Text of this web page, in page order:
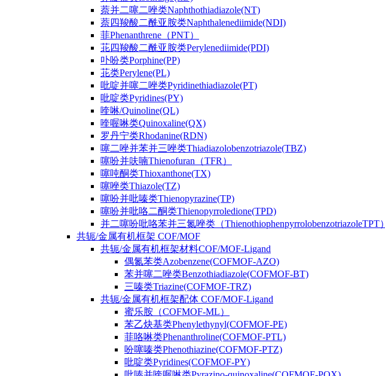
萘并二噻二唑类Naphthothiadiazole(NT)
萘四羧酸二酰亚胺类Naphthalenediimide(NDI)
菲Phenanthrene（PNT）
苝四羧酸二酰亚胺类Perylenediimide(PDI)
卟吩类Porphine(PP)
苝类Perylene(PL)
吡啶并噻二唑类Pyridinethiadiazole(PT)
吡啶类Pyridines(PY)
喹啉/Quinoline(QL)
喹喔啉类Quinoxaline(QX)
罗丹宁类Rhodanine(RDN)
噻二唑并苯并三唑类Thiadiazolobenzotriazole(TBZ)
噻吩并呋喃Thienofuran（TFR）
噻吨酮类Thioxanthone(TX)
噻唑类Thiazole(TZ)
噻吩并吡嗪类Thienopyrazine(TP)
噻吩并吡咯二酮类Thienopyrroledione(TPD)
并二噻吩吡咯苯并三氮唑类（ThienothiophenpyrrolobenzotriazoleTPT）
共轭/金属有机框架 COF/MOF
共轭/金属有机框架材料COF/MOF-Ligand
偶氮苯类Azobenzene(COFMOF-AZO)
苯并噻二唑类Benzothiadiazole(COFMOF-BT)
三嗪类Triazine(COFMOF-TRZ)
共轭/金属有机框架配体 COF/MOF-Ligand
蜜乐胺（COFMOF-ML）
苯乙炔基类Phenylethynyl(COFMOF-PE)
菲咯啉类Phenanthroline(COFMOF-PTL)
吩噻嗪类Phenothiazine(COFMOF-PTZ)
吡啶类Pyridines(COFMOF-PY)